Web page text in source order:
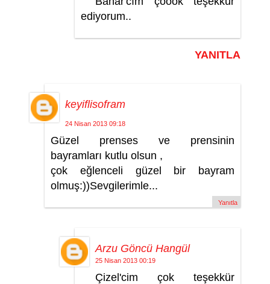
ediyorum..
YANITLA
keyiflisofram
24 Nisan 2013 09:18
Güzel prenses ve prensinin
bayramları kutlu olsun ,
çok eğlenceli güzel bir bayram
olmuş:))Sevgilerimle...
Yanıtla
Arzu Göncü Hangül
25 Nisan 2013 00:19
Çizel'cim çok teşekkür